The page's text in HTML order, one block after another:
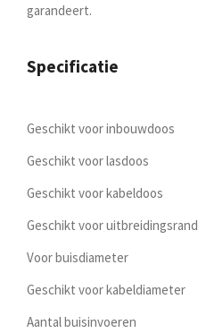
garandeert.
Specificatie
Geschikt voor inbouwdoos
Geschikt voor lasdoos
Geschikt voor kabeldoos
Geschikt voor uitbreidingsrand
Voor buisdiameter
Geschikt voor kabeldiameter
Aantal buisinvoeren